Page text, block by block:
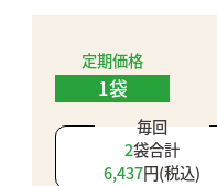
定期価格
1袋
毎回
2袋合計
6,437円(税込)